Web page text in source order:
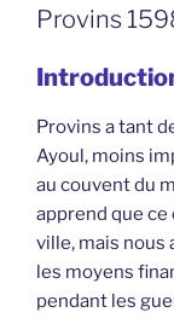
Provins
Provins a tant
Ayoul, moins
au couvent du
apprend que
ville, mais nous
les moyens
pendant les